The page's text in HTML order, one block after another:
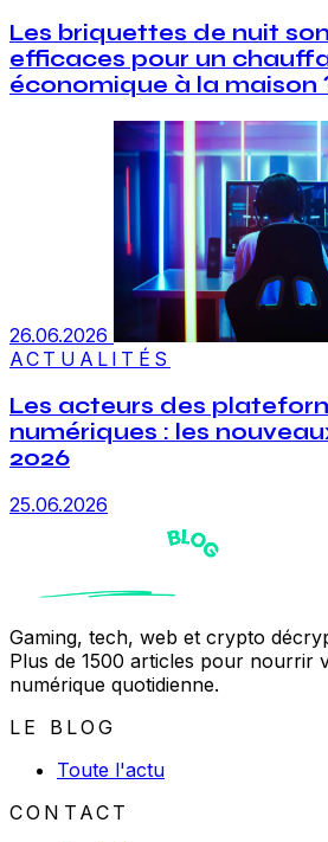
Les briquettes de nuit
efficaces pour un
économique à la maison
26.06.2026
ACTUALITÉS
Les acteurs des
numériques : les
2026
25.06.2026
Gaming, tech, web et crypto
Plus de 1500 articles pour nourrir
numérique quotidienne.
LE BLOG
Toute l'actu
CONTACT